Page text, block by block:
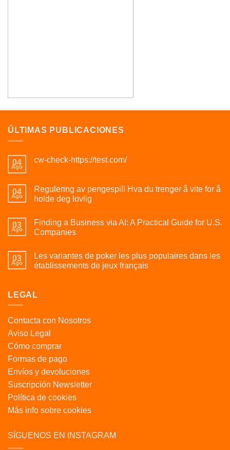
ÚLTIMAS PUBLICACIONES
04
Ago
cw-check-https://test.com/
04
Ago
Regulering av pengespill Hva du trenger å vite for å
holde deg lovlig
03
Ago
Finding a Business via AI: A Practical Guide for U.S.
Companies
03
Ago
Les variantes de poker les plus populaires dans les
établissements de jeux français
LEGAL
Contacta con Nosotros
Aviso Legal
Cómo comprar
Formas de pago
Envíos y devoluciones
Suscripción Newsletter
Política de cookies
Más info sobre cookies
SÍGUENOS EN INSTAGRAM